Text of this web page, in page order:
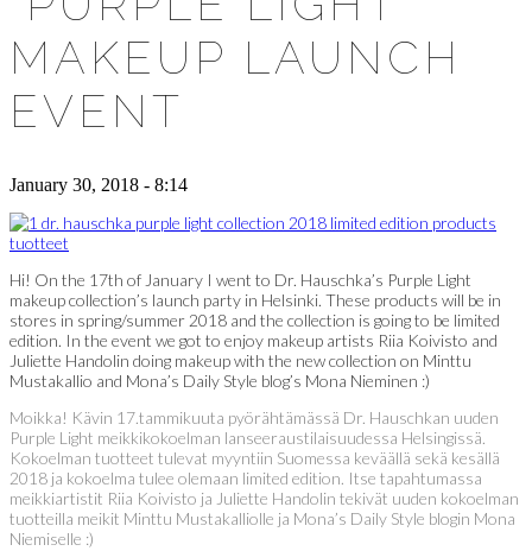
MAKEUP LAUNCH
EVENT
January 30, 2018 - 8:14
Hi! On the 17th of January I went to Dr. Hauschka’s Purple Light
makeup collection’s launch party in Helsinki. These products will be in
stores in spring/summer 2018 and the collection is going to be limited
edition. In the event we got to enjoy makeup artists Riia Koivisto and
Juliette Handolin doing makeup with the new collection on Minttu
Mustakallio and Mona’s Daily Style blog’s Mona Nieminen :)
Moikka! Kävin 17.tammikuuta pyörähtämässä Dr. Hauschkan uuden
Purple Light meikkikokoelman lanseeraustilaisuudessa Helsingissä.
Kokoelman tuotteet tulevat myyntiin Suomessa keväällä sekä kesällä
2018 ja kokoelma tulee olemaan limited edition. Itse tapahtumassa
meikkiartistit Riia Koivisto ja Juliette Handolin tekivät uuden kokoelman
tuotteilla meikit Minttu Mustakalliolle ja Mona’s Daily Style blogin Mona
Niemiselle :)